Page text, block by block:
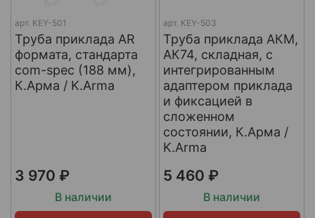
арт. KEY-501
Труба приклада AR
формата, стандарта
com-spec (188 мм),
К.Арма / K.Arma
3 970 ₽
В наличии
арт. KEY-503
Труба приклада АКМ,
АК74, складная, с
интегрированным
адаптером приклада
и фиксацией в
сложенном
состоянии, К.Арма /
K.Arma
5 460 ₽
В наличии